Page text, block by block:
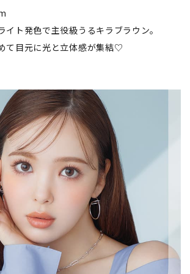
イト発色で主役級うるキラブラウン。
て目元に光と立体感が集結♡